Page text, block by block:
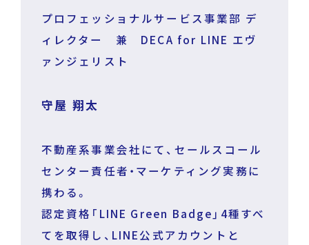
プロフェッショナルサービス事業部 デ
ィレクター 兼 DECA for LINE エヴ
ァンジェリスト
守屋 翔太
不動産系事業会社にて、セールスコール
センター責任者・マーケティング実務に
携わる。
認定資格「LINE Green Badge」4種すべ
てを取得し、LINE公式アカウントと